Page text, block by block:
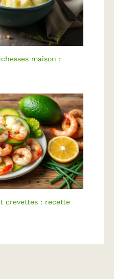
est un must
Les invités
rapidement
une bouchée
ENCOMBRANTE -
êtes à court
réunion
ou événement ?
presentoir a etage
un espace de
supplémentaire
prendre beaucoup
Les
peuvent
être utilisées
le support en bois,
maison :
crevettes : recette